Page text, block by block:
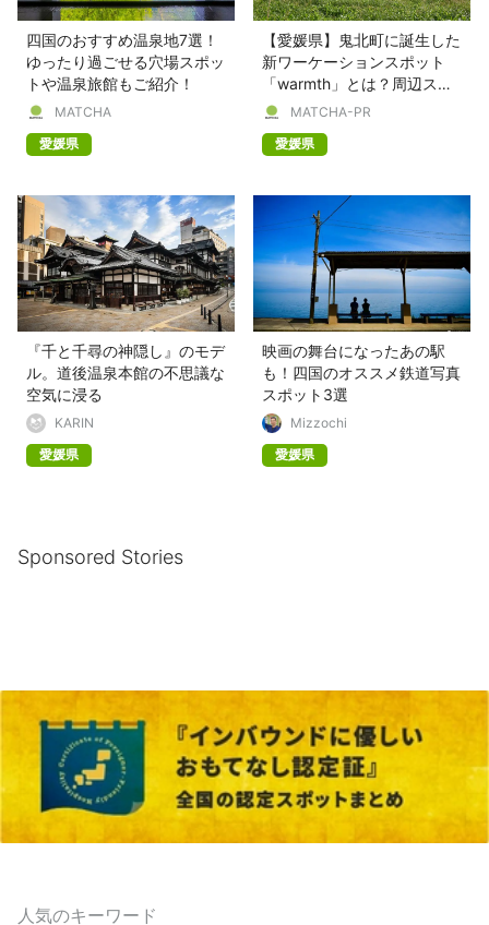
四国のおすすめ温泉地7選！
ゆったり過ごせる穴場スポッ
トや温泉旅館もご紹介！
MATCHA
愛媛県
【愛媛県】鬼北町に誕生した
新ワーケーションスポット
「warmth」とは？周辺スポ
ット、補助金も紹介！
MATCHA-PR
愛媛県
『千と千尋の神隠し』のモデ
ル。道後温泉本館の不思議な
空気に浸る
KARIN
愛媛県
映画の舞台になったあの駅
も！四国のオススメ鉄道写真
スポット3選
Mizzochi
愛媛県
Sponsored Stories
人気のキーワード